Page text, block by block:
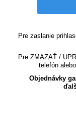
Pre zaslanie
Pre ZMAZAŤ /
telefón
Objednávky